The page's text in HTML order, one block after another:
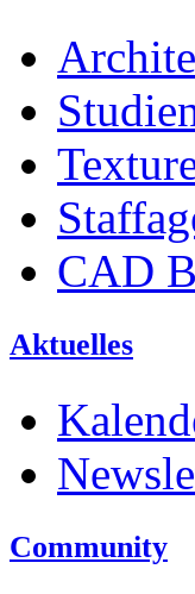
CAD
Aktuelles
Community